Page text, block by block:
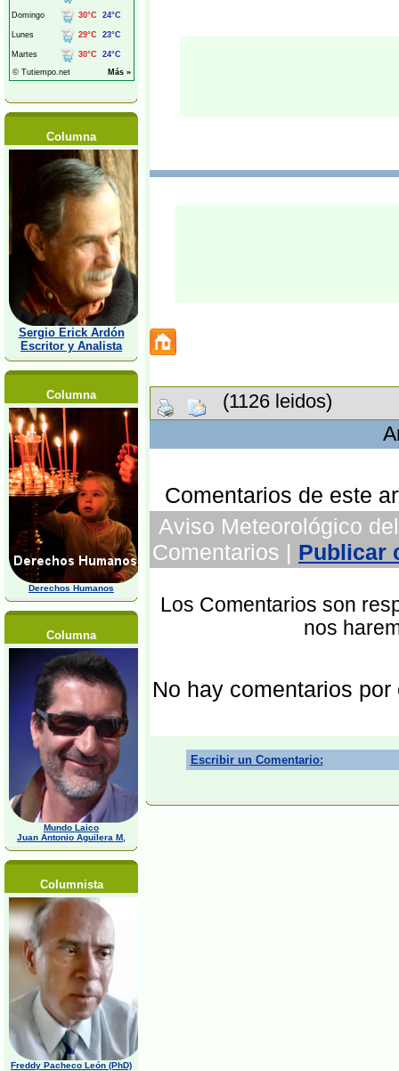
Columna
Sergio Erick Ardón
Escritor y Analista
Columna
Derechos Humanos
Columna
Mundo Laico
Juan Antonio Aguilera M,
Columnista
Freddy Pacheco León (PhD)
(1126 leidos)
Comentarios de este
Aviso Meteorológico
Comentarios | Publicar
Los Comentarios son
nos
No hay comentarios por
Escribir un Comentario: